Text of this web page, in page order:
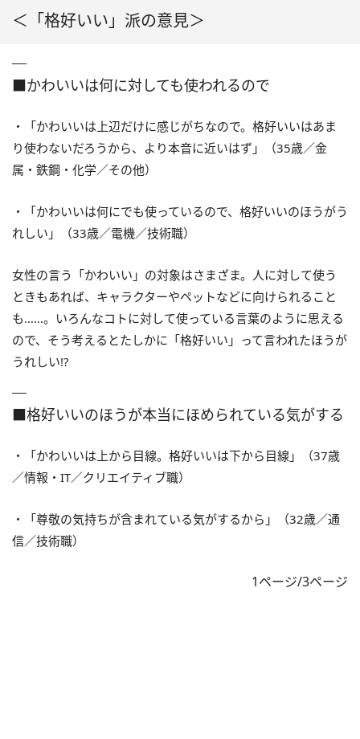
＜「格好いい」派の意見＞
■かわいいは何に対しても使われるので
・「かわいいは上辺だけに感じがちなので。格好いいはあま
り使わないだろうから、より本音に近いはず」（35歳／金
属・鉄鋼・化学／その他）
・「かわいいは何にでも使っているので、格好いいのほうがう
れしい」（33歳／電機／技術職）
女性の言う「かわいい」の対象はさまざま。人に対して使う
ときもあれば、キャラクターやペットなどに向けられること
も……。いろんなコトに対して使っている言葉のように思える
ので、そう考えるとたしかに「格好いい」って言われたほうが
うれしい!?
■格好いいのほうが本当にほめられている気がする
・「かわいいは上から目線。格好いいは下から目線」（37歳
／情報・IT／クリエイティブ職）
・「尊敬の気持ちが含まれている気がするから」（32歳／通
信／技術職）
1ページ/3ページ